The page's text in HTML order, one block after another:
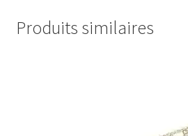
Produits similaires